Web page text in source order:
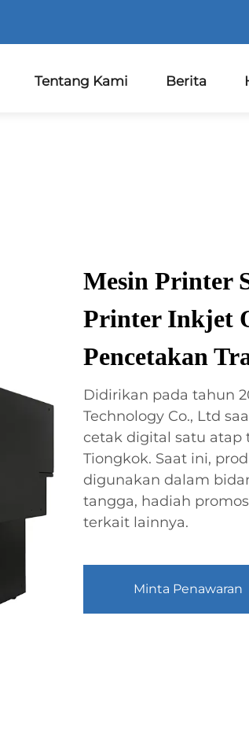
Tentang Kami Berita
Mesin Printer
Printer Inkjet
Pencetakan
Didirikan pada tahun
Technology Co., Ltd
cetak digital satu
Tiongkok. Saat ini,
digunakan dalam
tangga, hadiah
terkait lainnya.
Minta Penawaran